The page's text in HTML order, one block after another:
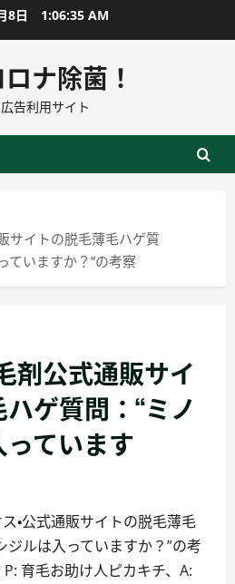
8日 1:06:36 AM
ナ除菌！
告利用サイト
サイトの脱毛薄毛ハゲ質
ていますか？”の考察
剤公式通販サイ
ゲ質問：“ミノ
ています
・公式通販サイトの脱毛薄毛
ジルは入っていますか？”の考
育毛お助け人ピカキチ、A: